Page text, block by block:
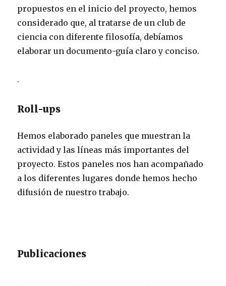
propuestos en el inicio del proyecto, hemos
considerado que, al tratarse de un club de
ciencia con diferente filosofía, debíamos
elaborar un documento-guía claro y conciso.
.
Roll-ups
Hemos elaborado paneles que muestran la
actividad y las líneas más importantes del
proyecto. Estos paneles nos han acompañado
a los diferentes lugares donde hemos hecho
difusión de nuestro trabajo.
Publicaciones